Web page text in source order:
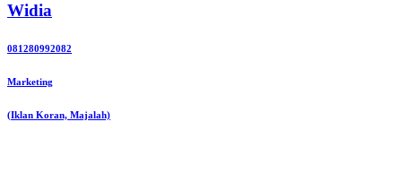
Widia
081280992082
Marketing
(Iklan Koran, Majalah)